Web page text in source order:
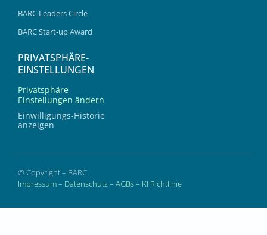
BARC Leaders Circle
BARC Start-up Award
PRIVATSPHÄRE-
EINSTELLUNGEN
Privatsphäre
Einstellungen ändern
Einwilligungs-Historie
anzeigen
© Copyright – BARC
Impressum– Datenschutz– AGBs– KI Richtlinie